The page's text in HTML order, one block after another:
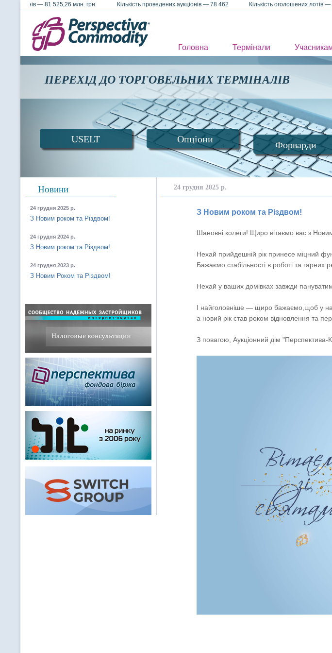
аукціонів — 81 525,26 млн. грн. Кількість проведених аукціонів — 78 462 Кількість оголошених
Головна Термінали
ПЕРЕХІД ДО ТОРГОВЕЛЬНИХ ТЕРМІНАЛІВ
USELT Опціони Форварди
24 грудня 2025 р.
З Новим роком та Різдвом!
Шановні колеги! Щиро вітаємо вас з
Нехай прийдешній рік принесе міцний
Бажаємо стабільності в роботі та гарних
Нехай у ваших домівках завжди
І найголовніше — щиро бажаємо,щоб у
а новий рік став роком відновлення та
З повагою, Аукціонний дім "Перспектива-
Новини
24 грудня 2025 р.
З Новим роком та Різдвом!
24 грудня 2024 р.
З Новим роком та Різдвом!
24 грудня 2023 р.
З Новим Роком та Різдвом!